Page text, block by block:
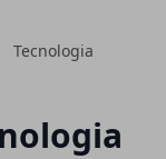
Tecnologia